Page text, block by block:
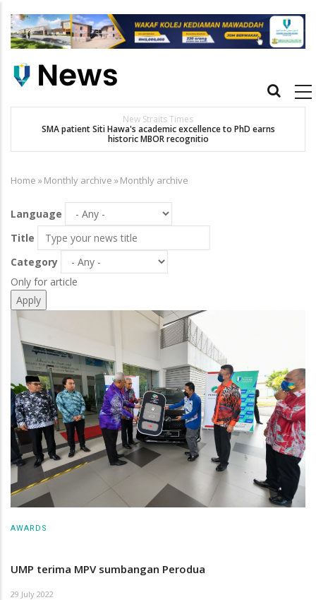
main
Main
New Straits Times
SMA patient Siti Hawa's academic excellence to PhD earns
historic MBOR recognitio
Breadcrumb
Home »Monthly archive »Monthly archive
Language
Title
Category
Only for article
AWARDS
UMP terima MPV sumbangan Perodua
29 July 2022